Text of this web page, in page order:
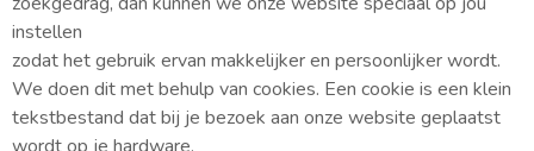
instellen
zodat het gebruik ervan makkelijker en persoonlijker wordt.
We doen dit met behulp van cookies. Een cookie is een klein
tekstbestand dat bij je bezoek aan onze website geplaatst